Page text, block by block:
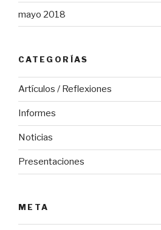
mayo 2018
CATEGORÍAS
Artículos / Reflexiones
Informes
Noticias
Presentaciones
META